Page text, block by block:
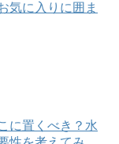
気に入りに囲ま
に置くべき？水